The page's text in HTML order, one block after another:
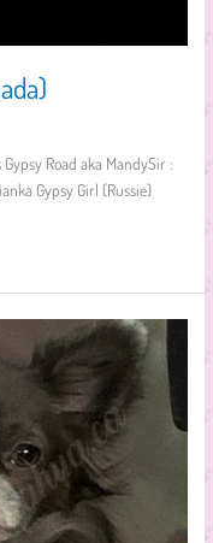
Road aka MandySir :
Gypsy Girl (Russie)